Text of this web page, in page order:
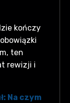
kończy
ten
rewizji i
Na czym